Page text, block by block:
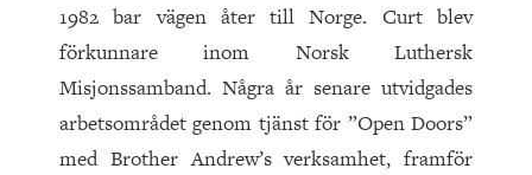
1982 bar vägen åter till Norge. Curt blev
förkunnare inom Norsk Luthersk
Misjonssamband. Några år senare utvidgades
arbetsområdet genom tjänst för ”Open Doors”
med Brother Andrew’s verksamhet, framför